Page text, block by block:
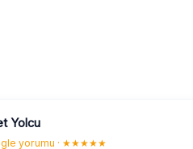
Yolcu
yorumu · ★★★★★